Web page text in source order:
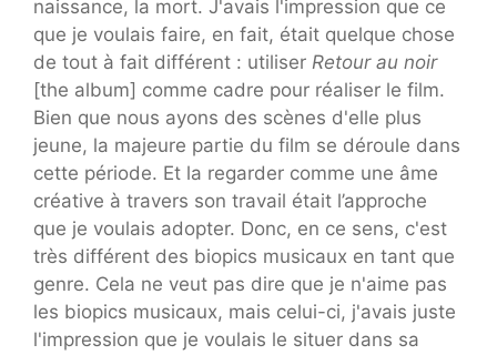
naissance, la mort. J'avais l'impression que ce
que je voulais faire, en fait, était quelque chose
de tout à fait différent : utiliser Retour au noir
[the album] comme cadre pour réaliser le film.
Bien que nous ayons des scènes d'elle plus
jeune, la majeure partie du film se déroule dans
cette période. Et la regarder comme une âme
créative à travers son travail était l’approche
que je voulais adopter. Donc, en ce sens, c'est
très différent des biopics musicaux en tant que
genre. Cela ne veut pas dire que je n'aime pas
les biopics musicaux, mais celui-ci, j'avais juste
l'impression que je voulais le situer dans sa